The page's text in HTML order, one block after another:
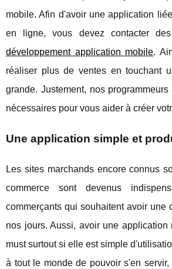
mobile. Afin d'avoir une application
en ligne, vous devez contacter
développement application mobile.
réaliser plus de ventes en touchant
grande. Justement, nos
nécessaires pour vous aider à créer
Une application simple et
Les sites marchands encore connus
commerce sont devenus
commerçants qui souhaitent avoir une
nos jours. Aussi, avoir une
must surtout si elle est simple
à tout le monde de pouvoir s'en